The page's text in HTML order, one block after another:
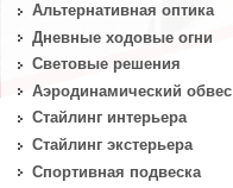
Альтернативная оптика
Дневные ходовые огни
Световые решения
Аэродинамический обвес
Стайлинг интерьера
Стайлинг экстерьера
Спортивная подвеска